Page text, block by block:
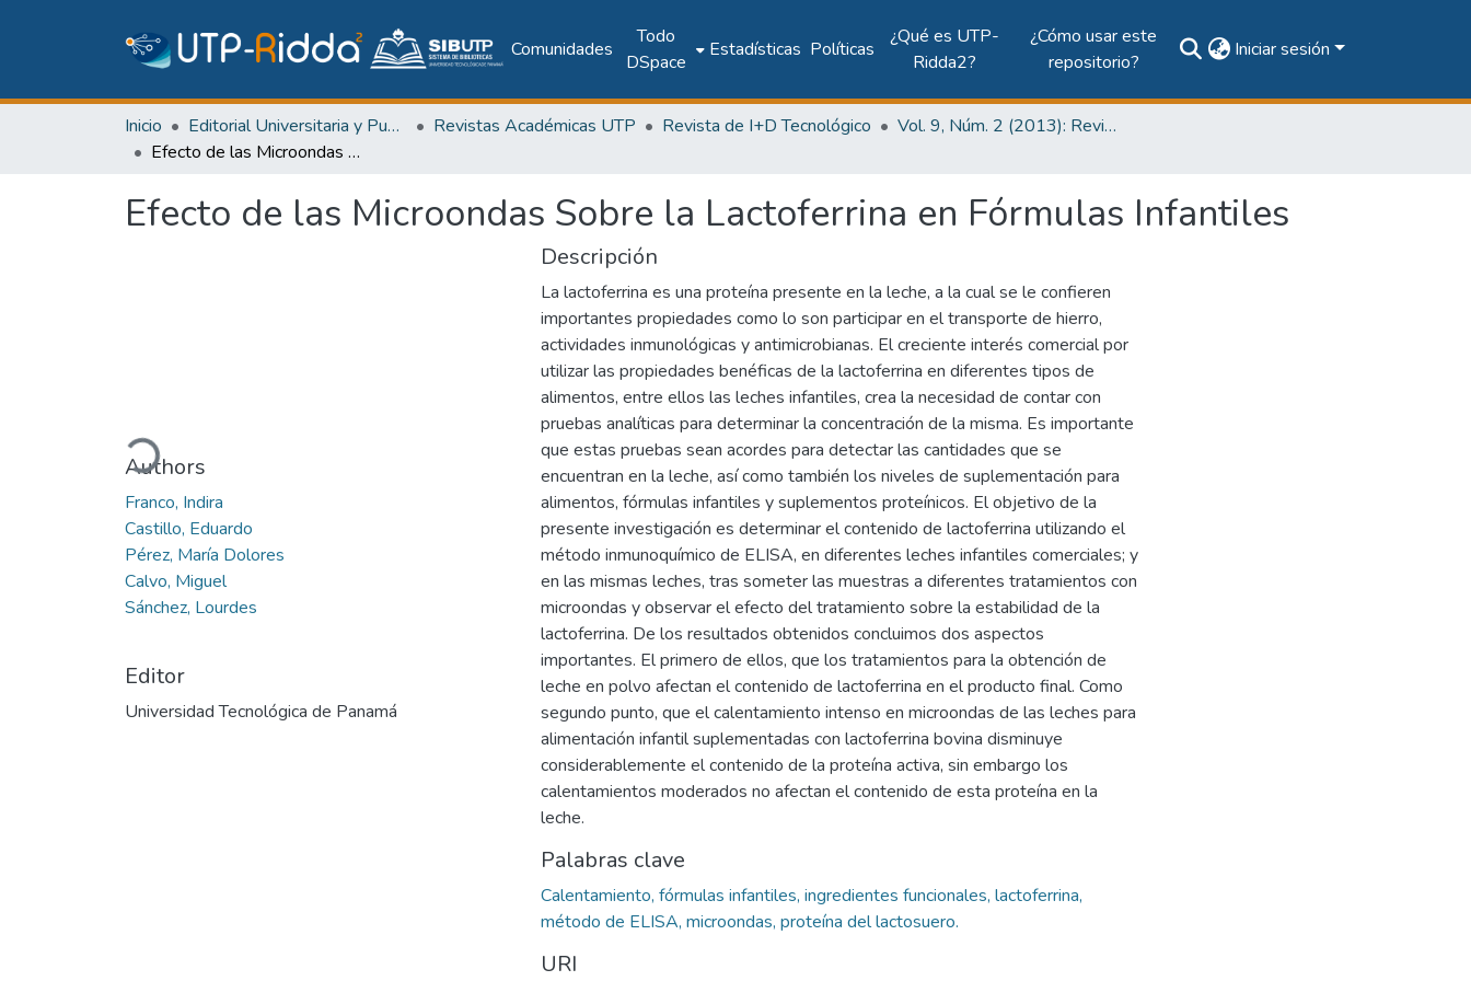
Comunidades
Todo
DSpace
Estadísticas Políticas
¿Qué es UTP-
Ridda2?
¿Cómo usar este
repositorio?
Iniciar sesión
Inicio Editorial Universitaria y Publicaciones Seriadas Revistas Académicas UTP Revista de I+D Tecnológico
Vol. 9, Núm. 2 (2013): Revista I+D Tecnológico
Efecto de las Microondas Sobre la Lactoferrina en Fórmulas Infantiles
Efecto de las Microondas Sobre la Lactoferrina en Fórmulas Infantiles
Cargando...
Authors
Franco, Indira
Castillo, Eduardo
Pérez, María Dolores
Calvo, Miguel
Sánchez, Lourdes
Editor
Universidad Tecnológica de Panamá
Descripción
La lactoferrina es una proteína presente en la leche, a la cual se le confieren
importantes propiedades como lo son participar en el transporte de hierro,
actividades inmunológicas y antimicrobianas. El creciente interés comercial por
utilizar las propiedades benéficas de la lactoferrina en diferentes tipos de
alimentos, entre ellos las leches infantiles, crea la necesidad de contar con
pruebas analíticas para determinar la concentración de la misma. Es importante
que estas pruebas sean acordes para detectar las cantidades que se
encuentran en la leche, así como también los niveles de suplementación para
alimentos, fórmulas infantiles y suplementos proteínicos. El objetivo de la
presente investigación es determinar el contenido de lactoferrina utilizando el
método inmunoquímico de ELISA, en diferentes leches infantiles comerciales; y
en las mismas leches, tras someter las muestras a diferentes tratamientos con
microondas y observar el efecto del tratamiento sobre la estabilidad de la
lactoferrina. De los resultados obtenidos concluimos dos aspectos
importantes. El primero de ellos, que los tratamientos para la obtención de
leche en polvo afectan el contenido de lactoferrina en el producto final. Como
segundo punto, que el calentamiento intenso en microondas de las leches para
alimentación infantil suplementadas con lactoferrina bovina disminuye
considerablemente el contenido de la proteína activa, sin embargo los
calentamientos moderados no afectan el contenido de esta proteína en la
leche.
Palabras clave
Calentamiento, fórmulas infantiles, ingredientes funcionales, lactoferrina,
método de ELISA, microondas, proteína del lactosuero.
URI